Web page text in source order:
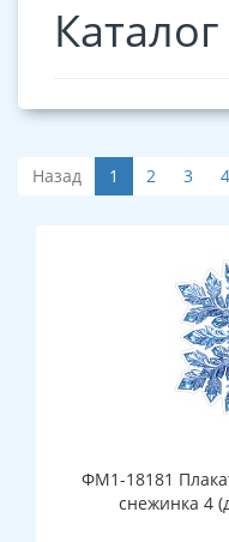
Каталог
Назад 1 2 3 4
ФМ1-18181
снежинка 4